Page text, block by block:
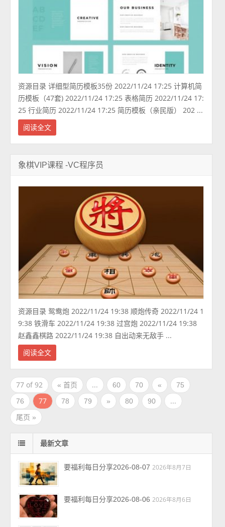
资源目录 详细型简历模板35份 2022/11/24 17:25 计算机简
历模板（47套) 2022/11/24 17:25 表格简历 2022/11/24 17:
25 行业简历 2022/11/24 17:25 简历模板（亲民版） 202 ...
阅读全文
象棋VIP课程 -VC程序员
资源目录 鸳鸯炮 2022/11/24 19:38 顺炮传奇 2022/11/24 1
9:38 铁滑车 2022/11/24 19:38 过宫炮 2022/11/24 19:38
赵鑫鑫棋路 2022/11/24 19:38 自出动来无敌手 ...
阅读全文
77 of 92 « 首页 ... 60 70 «
75
76
77 78 79 » 80 90 ...
尾页 »
最新文章
要福利每日分享2026-08-07 2026年8月7日
要福利每日分享2026-08-06 2026年8月6日